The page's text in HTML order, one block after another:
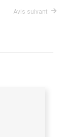
Avis suivant